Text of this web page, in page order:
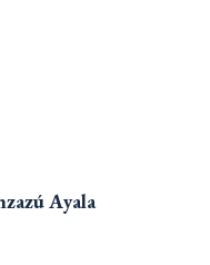
Ayala